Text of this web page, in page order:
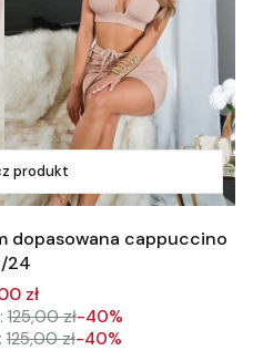
produkt
dopasowana cappuccino
24
zł
125,00 zł-40%
125,00 zł-40%